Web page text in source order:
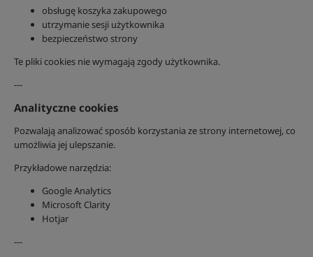
obsługę koszyka zakupowego
utrzymanie sesji użytkownika
bezpieczeństwo strony
Te pliki cookies nie wymagają zgody użytkownika.
---
Analityczne cookies
Pozwalają analizować sposób korzystania ze strony internetowej, co
umożliwia jej ulepszanie.
Przykładowe narzędzia:
Google Analytics
Microsoft Clarity
Hotjar
---